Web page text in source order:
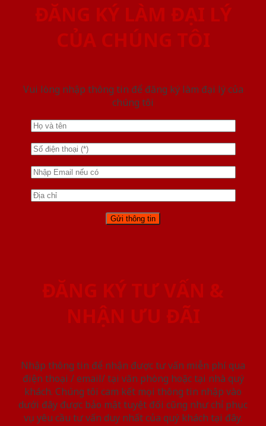
ĐĂNG KÝ LÀM ĐẠI LÝ
CỦA CHÚNG TÔI
Vui lòng nhập thông tin để đăng ký làm đại lý của
chúng tôi
ĐĂNG KÝ TƯ VẤN &
NHẬN ƯU ĐÃI
Nhập thông tin để nhận được tư vấn miễn phí qua
điện thoại / email/ tại văn phòng hoặc tại nhà quý
khách. Chúng tôi cam kết mọi thông tin nhập vào
dưới đây được bảo mật tuyệt đối cũng như chỉ phục
vụ yêu cầu tư vấn duy nhất của quý khách tại đây.